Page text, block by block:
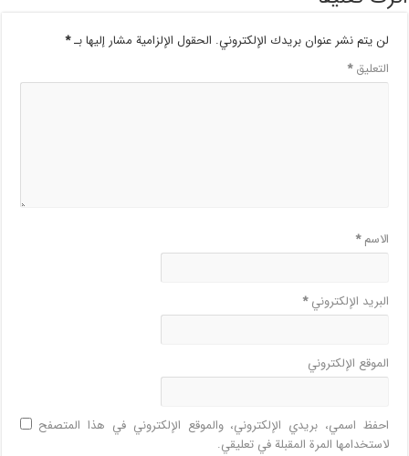
لن يتم نشر عنوان بريدك الإلكتروني. الحقول الإلزامية مشار إليها بـ*
التعليق*
الاسم*
البريد الإلكتروني*
الموقع الإلكتروني
احفظ اسمي، بريدي الإلكتروني، والموقع الإلكتروني في هذا المتصفح
لاستخدامها المرة المقبلة في تعليقي.